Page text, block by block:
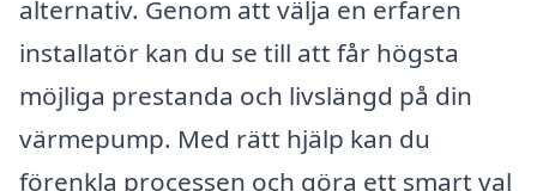
alternativ. Genom att välja en erfaren
installatör kan du se till att får högsta
möjliga prestanda och livslängd på din
värmepump. Med rätt hjälp kan du
förenkla processen och göra ett smart val